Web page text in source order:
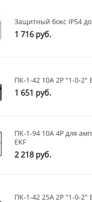
Защитный бокс IP54 до
1 716 руб.
ПК-1-42 10А 2P "1-0-2"
1 651 руб.
ПК-1-94 10А 4P для
EKF
2 218 руб.
ПК-1-42 25А 2P "1-0-2"